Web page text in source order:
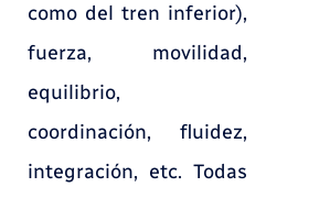
como del tren inferior),
fuerza, movilidad,
equilibrio,
coordinación, fluidez,
integración, etc. Todas